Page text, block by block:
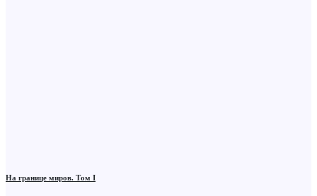
На границе миров. Том I